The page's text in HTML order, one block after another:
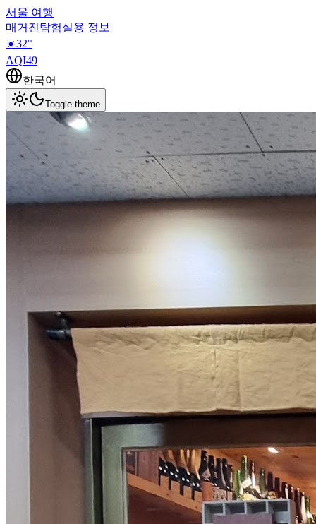
서울 여행
매거진탐험실용 정보
☀️32°
AQI49
한국어
Toggle theme